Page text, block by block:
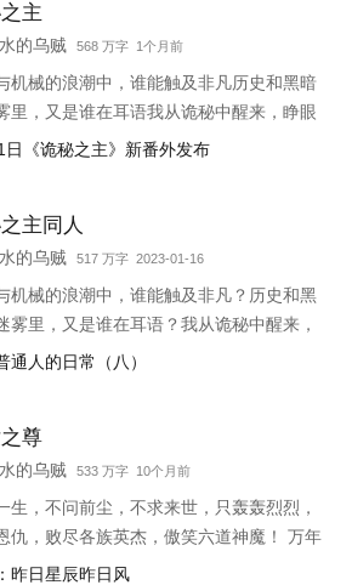
主
的乌贼 568 万字 1个月前
机械的浪潮中，谁能触及非凡历史和黑暗
里，又是谁在耳语我从诡秘中醒来，睁眼
个世界： 枪械，大炮，巨舰，飞空
。
日《诡秘之主》新番外发布
主同人
的乌贼 517 万字 2023-01-16
机械的浪潮中，谁能触及非凡？历史和黑
雾里，又是谁在耳语？我从诡秘中醒来，
见这个世界：枪械，大炮，巨舰，飞空
通人的日常（八）
尊
的乌贼 533 万字 10个月前
生，不问前尘，不求来世，只轰轰烈烈，
仇，败尽各族英杰，傲笑六道神魔！ 万年
大劫再启，如来金身，元始道体，孰强孰
昨日星辰昨日风